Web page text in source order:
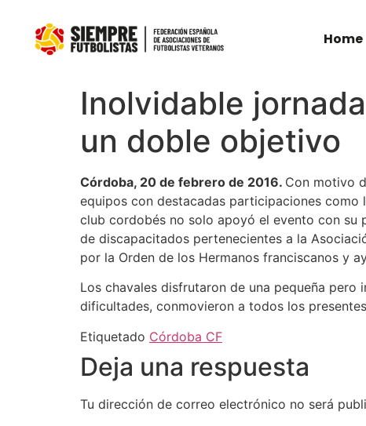
Home
Inolvidable
un doble objetivo
Córdoba, 20 de febrero de 2016. Con motivo
equipos con destacadas participaciones como
club cordobés no solo apoyó el evento con su
de discapacitados pertenecientes a la
por la Orden de los Hermanos franciscanos y
Los chavales disfrutaron de una pequeña
dificultades, conmovieron a todos los
Etiquetado Córdoba CF
Deja una respuesta
Tu dirección de correo electrónico no será